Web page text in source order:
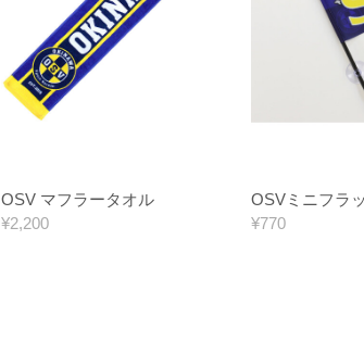
OSV マフラータオル
¥2,200
OSVミニフラ
¥770